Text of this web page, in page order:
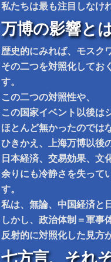
私たちは最も注目しなけ
万博の影響と
歴史的にみれば、モスク
その二つを対照化してお
す。
この二つの対照性や、
この国家イベント以後は
ほとんど無かったのでは
ひきかえ、上海万博以後
日本経済、交易効果、文
余りにも冷静さを失って
す。
私は、無論、中国経済と
しかし、政治体制＝軍事
反射的に対照化した見方
七方言、それ